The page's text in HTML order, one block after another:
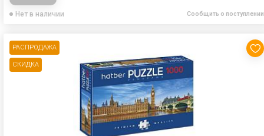
Нет в наличии Сообщить о поступлении
РАСПРОДАЖА
СКИДКА